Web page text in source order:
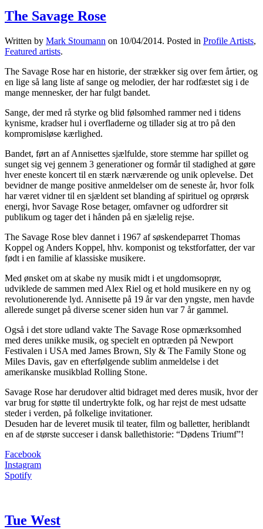
The Savage Rose
Written by Mark Stoumann on 10/04/2014. Posted in Profile Artists,
Featured artists.
The Savage Rose har en historie, der strækker sig over fem årtier, og
en lige så lang liste af sange og melodier, der har rodfæstet sig i de
mange mennesker, der har fulgt bandet.
Sange, der med rå styrke og blid følsomhed rammer ned i tidens
kynisme, kradser hul i overfladerne og tillader sig at tro på den
kompromisløse kærlighed.
Bandet, ført an af Annisettes sjælfulde, store stemme har spillet og
sunget sig vej gennem 3 generationer og formår til stadighed at gøre
hver eneste koncert til en stærk nærværende og unik oplevelse. Det
bevidner de mange positive anmeldelser om de seneste år, hvor folk
har været vidner til en sjældent set blanding af spirituel og oprørsk
energi, hvor Savage Rose betager, omfavner og udfordrer sit
publikum og tager det i hånden på en sjælelig rejse.
The Savage Rose blev dannet i 1967 af søskendeparret Thomas
Koppel og Anders Koppel, hhv. komponist og tekstforfatter, der var
født i en familie af klassiske musikere.
Med ønsket om at skabe ny musik midt i et ungdomsoprør,
udviklede de sammen med Alex Riel og et hold musikere en ny og
revolutionerende lyd. Annisette på 19 år var den yngste, men havde
allerede sunget på diverse scener siden hun var 7 år gammel.
Også i det store udland vakte The Savage Rose opmærksomhed
med deres unikke musik, og specielt en optræden på Newport
Festivalen i USA med James Brown, Sly & The Family Stone og
Miles Davis, gav en efterfølgende sublim anmeldelse i det
amerikanske musikblad Rolling Stone.
Savage Rose har derudover altid bidraget med deres musik, hvor der
var brug for støtte til undertrykte folk, og har rejst de mest udsatte
steder i verden, på folkelige invitationer.
Desuden har de leveret musik til teater, film og balletter, heriblandt
en af de største succeser i dansk ballethistorie: “Dødens Triumf”!
Facebook
Instagram
Spotify
Tue West